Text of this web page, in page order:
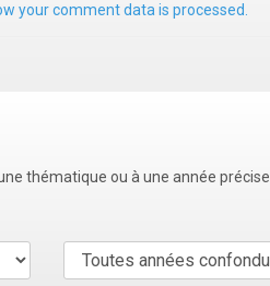
your comment data is processed.
thématique ou à une année précise.